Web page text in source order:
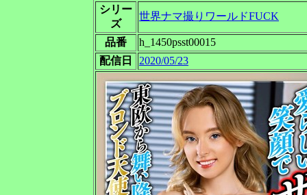
シリー
ズ
世界ナマ撮りワールドFUCK
品番
h_1450psst00015
配信日
2020/05/23